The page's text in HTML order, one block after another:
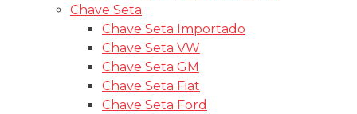
Chave Seta
Chave Seta Importado
Chave Seta VW
Chave Seta GM
Chave Seta Fiat
Chave Seta Ford